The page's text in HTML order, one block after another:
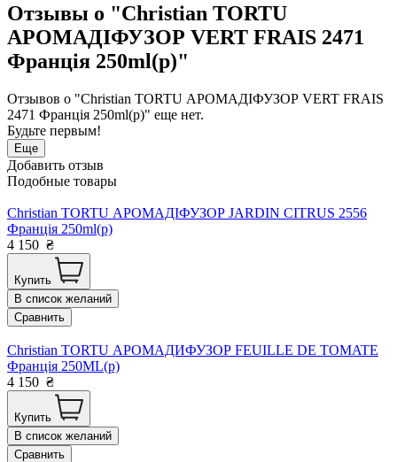
Отзывы о "Christian TORTU
АРОМАДІФУЗОР VERT FRAIS 2471
Франція 250ml(р)"
Отзывов о "Christian TORTU АРОМАДІФУЗОР VERT FRAIS
2471 Франція 250ml(р)" еще нет.
Будьте первым!
Еще
Добавить отзыв
Подобные товары
Christian TORTU АРОМАДІФУЗОР JARDIN CITRUS 2556
Франція 250ml(р)
4 150 ₴
Купить
В список желаний
Сравнить
Christian TORTU АРОМАДИФУЗОР FEUILLE DE TOMATE
Франція 250ML(р)
4 150 ₴
Купить
В список желаний
Сравнить